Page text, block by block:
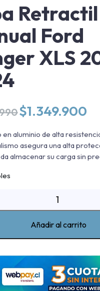
Retractil
Ford
XLS
El
precio
original
era:
$1.569.990.
$1.349.900
es:
en aluminio de alta
asegura una alta
almacenar su carga sin
Añadir al carrito